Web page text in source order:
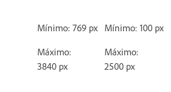
Mínimo: 769 px
Máximo:
3840 px
Mínimo: 100 px
Máximo:
2500 px